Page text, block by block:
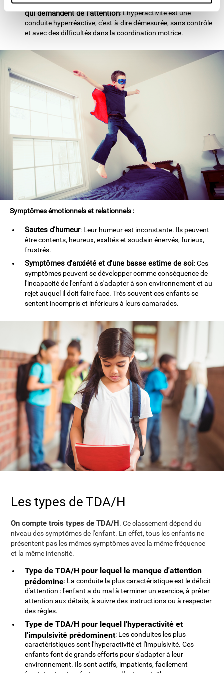
Peu ou pas de patience et incapacité à suivre des cours
qui demandent de l'attention: L'hyperactivité est une
conduite hyperréactive, c'est-à-dire démesurée, sans contrôle
et avec des difficultés dans la coordination motrice.
Symptômes émotionnels et relationnels :
Sautes d'humeur: Leur humeur est inconstante. Ils peuvent
être contents, heureux, exaltés et soudain énervés, furieux,
frustrés.
Symptômes d'anxiété et d'une basse estime de soi: Ces
symptômes peuvent se développer comme conséquence de
l'incapacité de l'enfant à s'adapter à son environnement et au
rejet auquel il doit faire face. Très souvent ces enfants se
sentent incompris et inférieurs à leurs camarades.
Les types de TDA/H
On compte trois types de TDA/H. Ce classement dépend du
niveau des symptômes de l'enfant. En effet, tous les enfants ne
présentent pas les mêmes symptômes avec la même fréquence
et la même intensité.
Type de TDA/H pour lequel le manque d'attention
prédomine: La conduite la plus caractéristique est le déficit
d'attention : l'enfant a du mal à terminer un exercice, à prêter
attention aux détails, à suivre des instructions ou à respecter
des règles.
Type de TDA/H pour lequel l'hyperactivité et
l'impulsivité prédominent: Les conduites les plus
caractéristiques sont l'hyperactivité et l'impulsivité. Ces
enfants font de grands efforts pour s'adapter à leur
environnement. Ils sont actifs, impatients, facilement